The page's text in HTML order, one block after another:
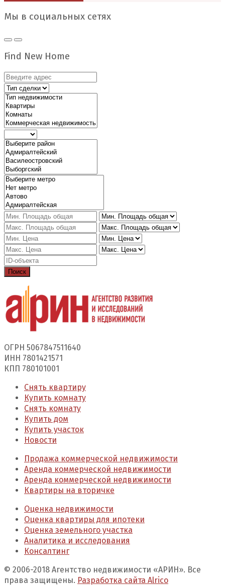
Мы в социальных сетях
Find New Home
Поиск
ОГРН 5067847511640
ИНН 7801421571
КПП 780101001
Снять квартиру
Купить комнату
Снять комнату
Купить дом
Купить участок
Новости
Продажа коммерческой недвижимости
Аренда коммерческой недвижимости
Аренда коммерческой недвижимости
Квартиры на вторичке
Оценка недвижимости
Оценка квартиры для ипотеки
Оценка земельного участка
Аналитика и исследования
Консалтинг
© 2006-2018 Агентство недвижимости «АРИН». Все
права защищены. Разработка сайта Alrico